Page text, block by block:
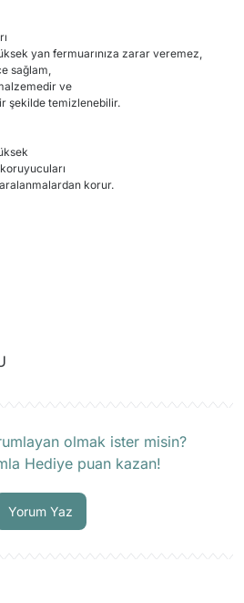
yan fermuarınıza zarar veremez,
sağlam,
ve
şekilde temizlenebilir.
korur.
Soru Sorolmak ister misin?
Hediye puan kazan!
Yorum Yaz